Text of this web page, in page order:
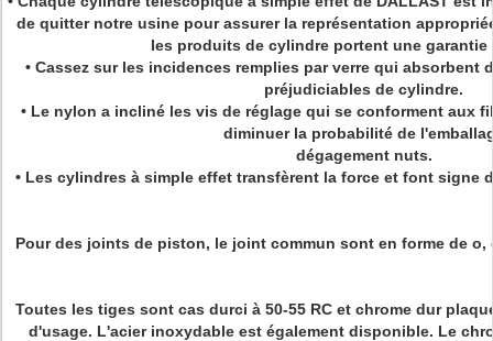
de quitter notre usine pour assurer la représentation
les produits de cylindre portent une garantie
• Cassez sur les incidences remplies par verre qui absorbent
préjudiciables de cylindre.
• Le nylon a incliné les vis de réglage qui se conforment aux
diminuer la probabilité de
dégagement nuts.
• Les cylindres à simple effet transfèrent la force et font signe
Pour des joints de piston, le jointcommun sont en forme de
Toutes les tiges sont cas durci à 50-55 RC et chrome dur
d'usage. L'acier inoxydable est également disponible. Le